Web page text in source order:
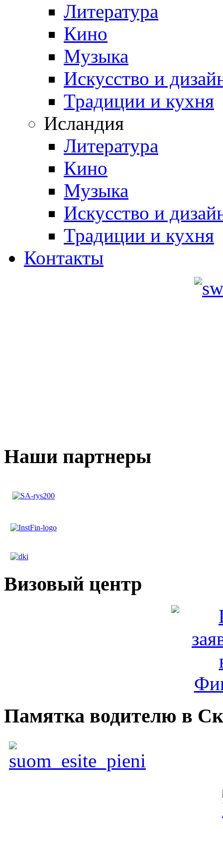
Литература
Кино
Музыка
Искусство и
Традиции и кухня
Исландия
Литература
Кино
Музыка
Искусство и
Традиции и кухня
Контакты
Наши партнеры
Визовый центр
Памятка водителю в